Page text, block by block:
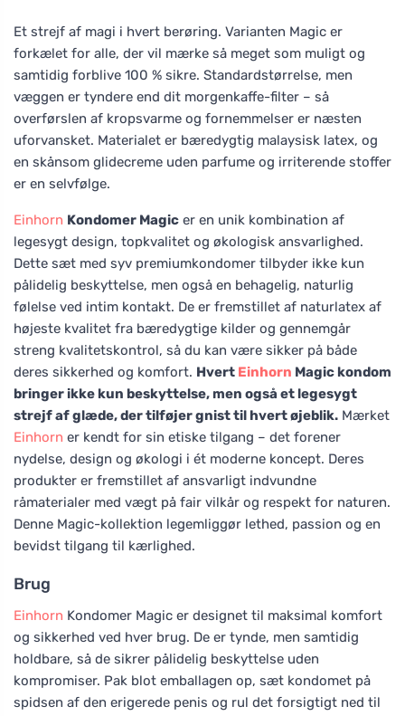
Et strejf af magi i hvert berøring. Varianten Magic er
forkælet for alle, der vil mærke så meget som muligt og
samtidig forblive 100 % sikre. Standardstørrelse, men
væggen er tyndere end dit morgenkaffe-filter – så
overførslen af kropsvarme og fornemmelser er næsten
uforvansket. Materialet er bæredygtig malaysisk latex, og
en skånsom glidecreme uden parfume og irriterende stoffer
er en selvfølge.
Einhorn Kondomer Magic er en unik kombination af
legesygt design, topkvalitet og økologisk ansvarlighed.
Dette sæt med syv premiumkondomer tilbyder ikke kun
pålidelig beskyttelse, men også en behagelig, naturlig
følelse ved intim kontakt. De er fremstillet af naturlatex af
højeste kvalitet fra bæredygtige kilder og gennemgår
streng kvalitetskontrol, så du kan være sikker på både
deres sikkerhed og komfort. Hvert Einhorn Magic kondom
bringer ikke kun beskyttelse, men også et legesygt
strejf af glæde, der tilføjer gnist til hvert øjeblik. Mærket
Einhorn er kendt for sin etiske tilgang – det forener
nydelse, design og økologi i ét moderne koncept. Deres
produkter er fremstillet af ansvarligt indvundne
råmaterialer med vægt på fair vilkår og respekt for naturen.
Denne Magic-kollektion legemliggør lethed, passion og en
bevidst tilgang til kærlighed.
Brug
Einhorn Kondomer Magic er designet til maksimal komfort
og sikkerhed ved hver brug. De er tynde, men samtidig
holdbare, så de sikrer pålidelig beskyttelse uden
kompromiser. Pak blot emballagen op, sæt kondomet på
spidsen af den erigerede penis og rul det forsigtigt ned til